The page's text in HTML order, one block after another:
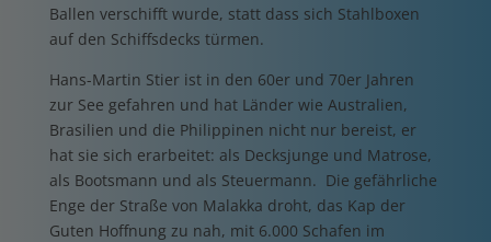
Ballen verschifft wurde, statt dass sich Stahlboxen
auf den Schiffsdecks türmen.
Hans-Martin Stier ist in den 60er und 70er Jahren
zur See gefahren und hat Länder wie Australien,
Brasilien und die Philippinen nicht nur bereist, er
hat sie sich erarbeitet: als Decksjunge und Matrose,
als Bootsmann und als Steuermann. Die gefährliche
Enge der Straße von Malakka droht, das Kap der
Guten Hoffnung zu nah, mit 6.000 Schafen im